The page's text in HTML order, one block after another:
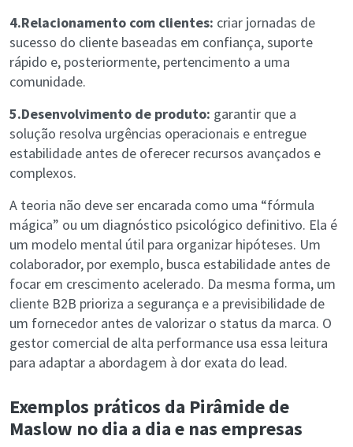
4.Relacionamento com clientes: criar jornadas de
sucesso do cliente baseadas em confiança, suporte
rápido e, posteriormente, pertencimento a uma
comunidade.
5.Desenvolvimento de produto: garantir que a
solução resolva urgências operacionais e entregue
estabilidade antes de oferecer recursos avançados e
complexos.
A teoria não deve ser encarada como uma “fórmula
mágica” ou um diagnóstico psicológico definitivo. Ela é
um modelo mental útil para organizar hipóteses. Um
colaborador, por exemplo, busca estabilidade antes de
focar em crescimento acelerado. Da mesma forma, um
cliente B2B prioriza a segurança e a previsibilidade de
um fornecedor antes de valorizar o status da marca. O
gestor comercial de alta performance usa essa leitura
para adaptar a abordagem à dor exata do lead.
Exemplos práticos da Pirâmide de
Maslow no dia a dia e nas empresas